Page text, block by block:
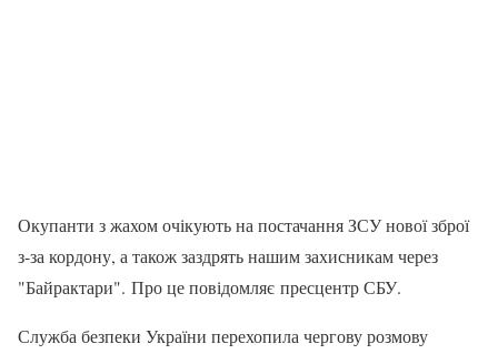
Окупанти з жахом очікують на постачання ЗСУ нової зброї
з-за кордону, а також заздрять нашим захисникам через
"Байрактари". Про це повідомляє пресцентр СБУ.
Служба безпеки України перехопила чергову розмову